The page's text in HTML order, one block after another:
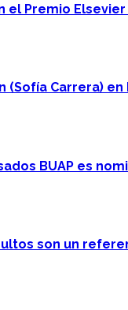
el Premio
(Sofía Carrera)
BUAP es
son un